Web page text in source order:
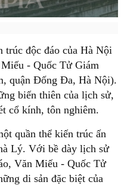
trúc độc đáo của Hà Nội
- Quốc Tử Giám
quận Đống Đa, Hà Nội).
biến thiên của lịch sử,
cổ kính, tôn nghiêm.
quần thể kiến trúc ấn
Lý. Với bề dày lịch sử
Văn Miếu - Quốc Tử
di sản đặc biệt của